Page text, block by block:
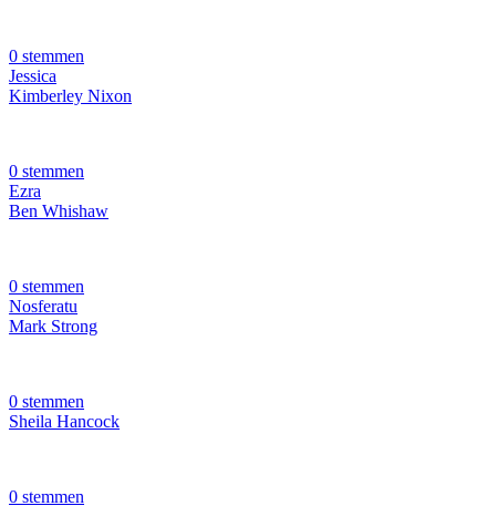
0 stemmen
Jessica
Kimberley Nixon
0 stemmen
Ezra
Ben Whishaw
0 stemmen
Nosferatu
Mark Strong
0 stemmen
Sheila Hancock
0 stemmen